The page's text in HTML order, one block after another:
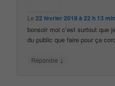
Le22 février 2018 à 22 h 13 min
bonsoir moi c’est surtout que
du public que faire pour ça
Répondre ↓